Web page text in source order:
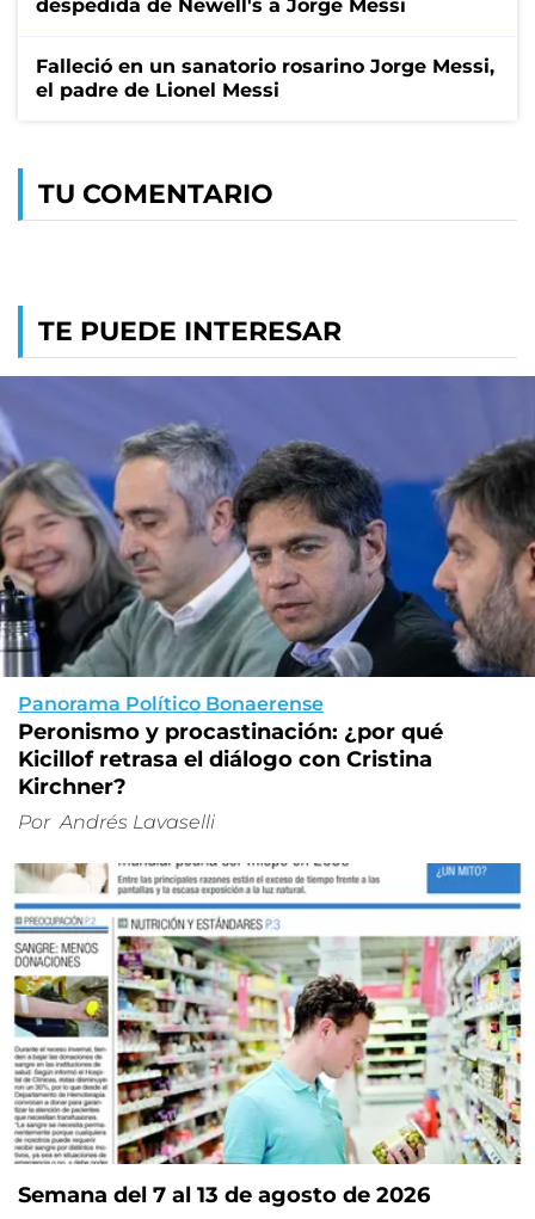
despedida de Newell's a Jorge Messi
Falleció en un sanatorio rosarino Jorge Messi,
el padre de Lionel Messi
TU COMENTARIO
TE PUEDE INTERESAR
Panorama Político Bonaerense
Peronismo y procastinación: ¿por qué
Kicillof retrasa el diálogo con Cristina
Kirchner?
Por Andrés Lavaselli
Semana del 7 al 13 de agosto de 2026